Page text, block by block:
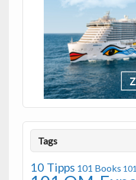
Tags
10 Tipps 101 Books